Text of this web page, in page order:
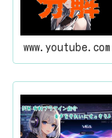
www.youtube.com